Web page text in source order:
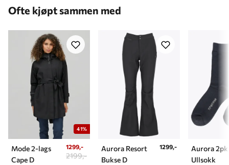
Ofte kjøpt sammen med
41%
Mode 2-lags
Cape D
1299,-
2199,-
Aurora Resort
Bukse D
1299,-
Aurora 2pk
Ullsokk